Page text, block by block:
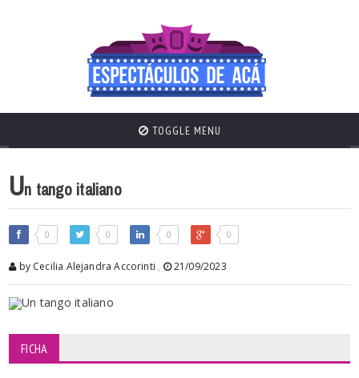
TOGGLE MENU
Un tango italiano
0 0 0 0
by Cecilia Alejandra Accorinti , 21/09/2023
FICHA